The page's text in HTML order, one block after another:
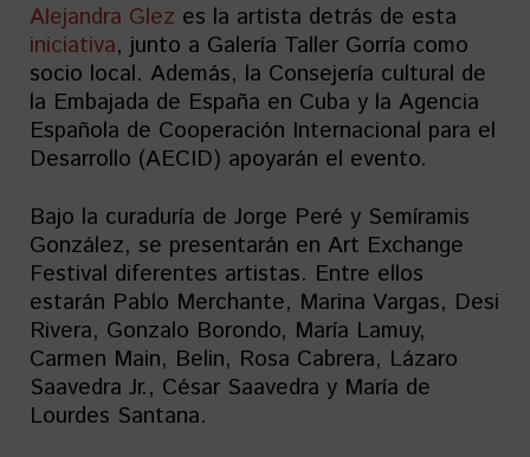
Alejandra Glez es la artista detrás de esta
iniciativa, junto a Galería Taller Gorría como
socio local. Además, la Consejería cultural de
la Embajada de España en Cuba y la Agencia
Española de Cooperación Internacional para el
Desarrollo (AECID) apoyarán el evento.
Bajo la curaduría de Jorge Peré y Semíramis
González, se presentarán en Art Exchange
Festival diferentes artistas. Entre ellos
estarán Pablo Merchante, Marina Vargas, Desi
Rivera, Gonzalo Borondo, María Lamuy,
Carmen Main, Belin, Rosa Cabrera, Lázaro
Saavedra Jr., César Saavedra y María de
Lourdes Santana.